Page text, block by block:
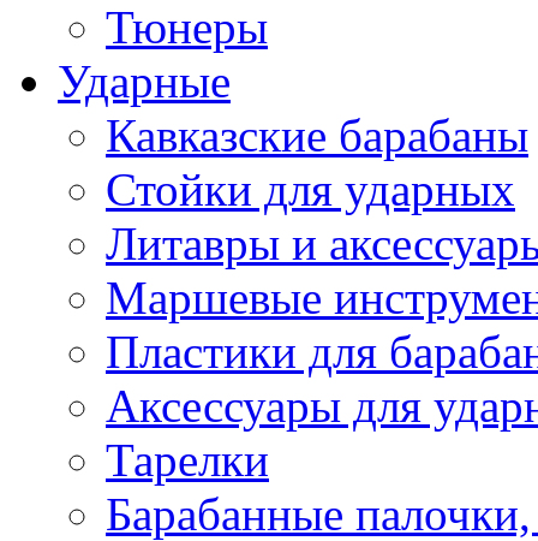
Тюнеры
Ударные
Кавказские барабаны
Стойки для ударных
Литавры и
Маршевые
Пластики для
Аксессуары для
Тарелки
Барабанные палочки,